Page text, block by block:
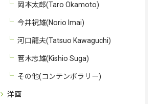
岡本太郎(Taro Okamoto)
今井祝雄(Norio Imai)
河口龍夫(Tatsuo Kawaguchi)
菅木志雄(Kishio Suga)
その他(コンテンポラリー)
洋画